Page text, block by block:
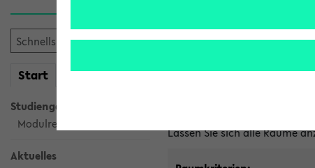
Start meineKVV
Studiengangsauswahl
Modulrecherche
Aktuelles
Im eKVV
Lassen Sie sich alle Räume